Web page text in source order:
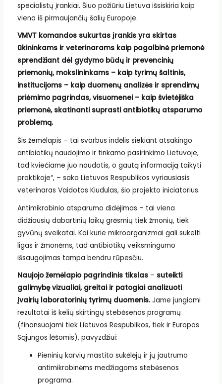
specialistų įrankiai. Šiuo požiūriu Lietuva išsiskiria kaip
viena iš pirmaujančių šalių Europoje.
VMVT komandos sukurtas įrankis yra skirtas
ūkininkams ir veterinarams kaip pagalbinė priemonė
sprendžiant dėl gydymo būdų ir prevencinių
priemonių, mokslininkams – kaip tyrimų šaltinis,
institucijoms – kaip duomenų analizės ir sprendimų
priėmimo pagrindas, visuomenei – kaip švietėjiška
priemonė, skatinanti suprasti antibiotikų atsparumo
problemą.
Šis žemėlapis – tai svarbus indėlis siekiant atsakingo
antibiotikų naudojimo ir tinkamo pasirinkimo Lietuvoje,
tad kviečiame juo naudotis, o gautą informaciją taikyti
praktikoje“, – sako Lietuvos Respublikos vyriausiasis
veterinaras Vaidotas Kiudulas, šio projekto iniciatorius.
Antimikrobinio atsparumo didėjimas – tai viena
didžiausių dabartinių laikų grėsmių tiek žmonių, tiek
gyvūnų sveikatai. Kai kurie mikroorganizmai gali sukelti
ligas ir žmonėms, tad antibiotikų veiksmingumo
išsaugojimas tampa bendru rūpesčiu.
Naujojo žemėlapio pagrindinis tikslas– suteikti
galimybę vizualiai, greitai ir patogiai analizuoti
įvairių laboratorinių tyrimų duomenis.Jame jungiami
rezultatai iš kelių skirtingų stebėsenos programų
(finansuojami tiek Lietuvos Respublikos, tiek ir Europos
Sąjungos lėšomis), pavyzdžiui:
Pieninių karvių mastito sukėlėjų ir jų jautrumo
antimikrobinėms medžiagoms stebėsenos
programa.